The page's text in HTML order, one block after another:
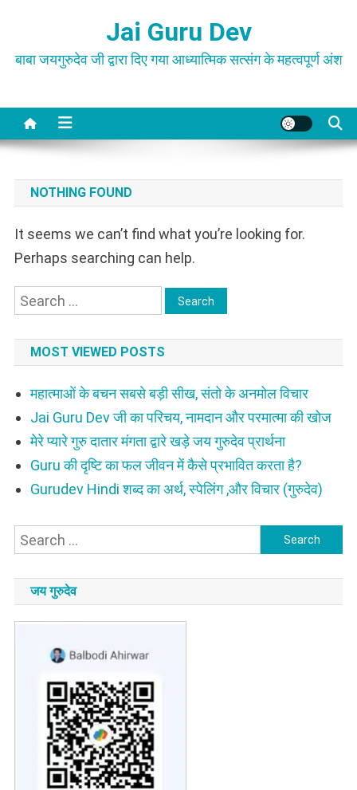
content
Jai Guru Dev
बाबा जयगुरुदेव जी द्वारा दिए गया आध्यात्मिक सत्संग के महत्वपूर्ण अंश
NOTHING FOUND
It seems we can’t find what you’re looking for.
Perhaps searching can help.
Search
MOST VIEWED POSTS
महात्माओं के बचन सबसे बड़ी सीख, संतो के अनमोल विचार
Jai Guru Dev जी का परिचय, नामदान और परमात्मा की खोज
मेरे प्यारे गुरु दातार मंगता द्वारे खड़े जय गुरुदेव प्रार्थना
Guru की दृष्टि का फल जीवन में कैसे प्रभावित करता है?
Gurudev Hindi शब्द का अर्थ, स्पेलिंग ,और विचार (गुरुदेव)
Search
जय गुरुदेव